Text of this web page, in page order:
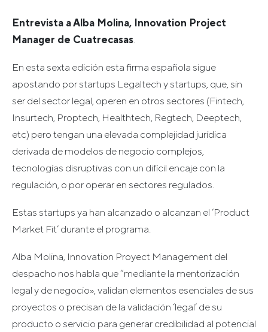
Entrevista a Alba Molina, Innovation Project
Manager de Cuatrecasas
En esta sexta edición esta firma española sigue
apostando por startups Legaltech y startups, que, sin
ser del sector legal, operen en otros sectores (Fintech,
Insurtech, Proptech, Healthtech, Regtech, Deeptech,
etc) pero tengan una elevada complejidad jurídica
derivada de modelos de negocio complejos,
tecnologías disruptivas con un difícil encaje con la
regulación, o por operar en sectores regulados.
Estas startups ya han alcanzado o alcanzan el ‘Product
Market Fit’ durante el programa.
Alba Molina, Innovation Proyect Management del
despacho nos habla que “mediante la mentorización
legal y de negocio», validan elementos esenciales de sus
proyectos o precisan de la validación ‘legal’ de su
producto o servicio para generar credibilidad al potencial